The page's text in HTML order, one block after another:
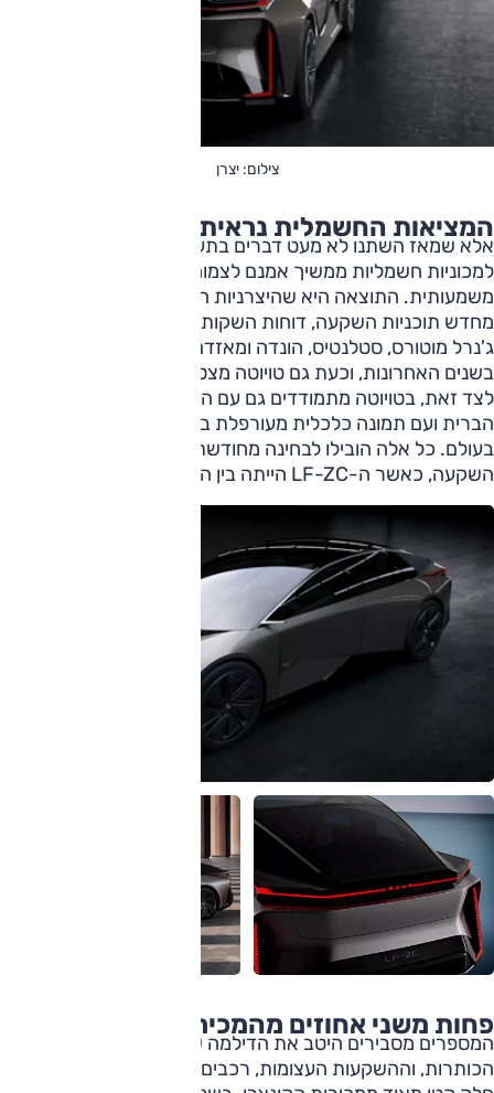
צילום: יצרן
המציאות החשמלית נראית אחרת
אלא שמאז השתנו לא מעט דברים בתעשיית הרכב. הביקוש
למכוניות חשמליות ממשיך אמנם לצמוח, אך בקצב איטי
משמעותית. התוצאה היא שהיצרניות המובילות בעולם בוחנות
מחדש תוכניות השקעה, דוחות השקות או מעדכנות יעדים. פורד,
ג'נרל מוטורס, סטלנטיס, הונדה ומאזדה ביצעו התאמות דומות
בשנים האחרונות, וכעת גם טויוטה מצטרפת למגמה.
לצד זאת, בטויוטה מתמודדים גם עם השפעות המכסים בארצות
הברית ועם תמונה כלכלית מעורפלת במספר שווקים מרכזיים
בעולם. כל אלה הובילו לבחינה מחודשת של פרויקטים עתירי
השקעה, כאשר ה-LF-ZC הייתה בין הנפגעות המרכזיות.
פחות משני אחוזים מהמכירות
המספרים מסבירים היטב את הדילמה של טויוטה. למרות
הכותרות, וההשקעות העצומות, רכבים חשמליים עדיין מהווים